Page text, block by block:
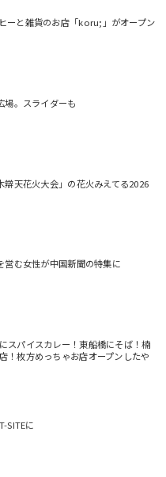
ーと雑貨のお店「koru;」がオープン
場。スライダーも
辯天花火大会」の花火みえてる2026
営む女性が中国新聞の特集に
スパイスカレー！東船橋にそば！楠
！枚方めっちゃお店オープンしたや
SITEに